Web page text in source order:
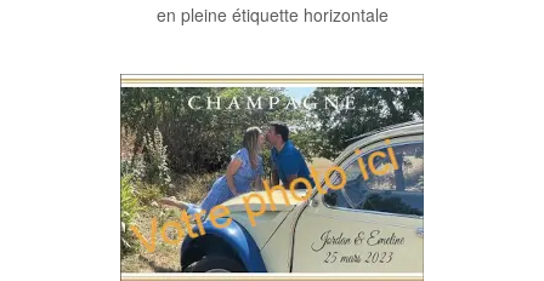
en pleine étiquette horizontale